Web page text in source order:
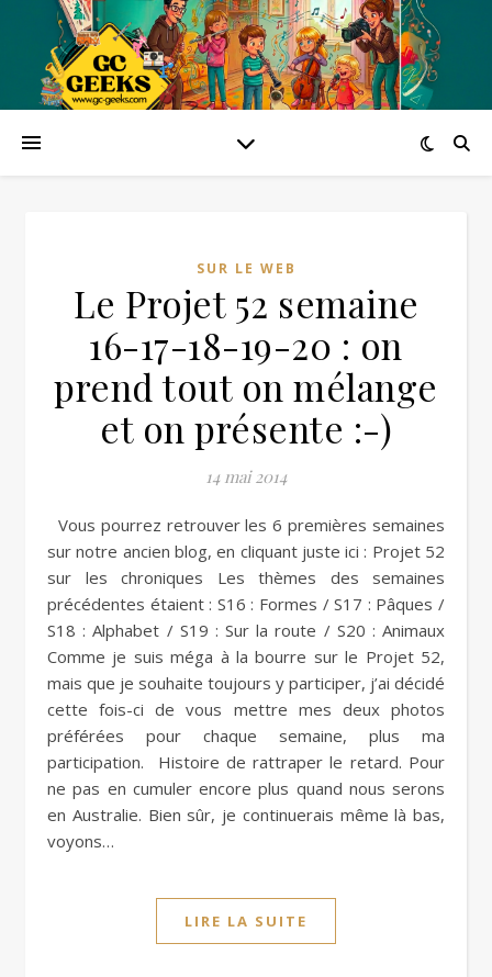
SUR LE WEB
Le Projet 52 semaine
16-17-18-19-20 : on
prend tout on mélange
et on présente :-)
14 mai 2014
Vous pourrez retrouver les 6 premières semaines
sur notre ancien blog, en cliquant juste ici : Projet 52
sur les chroniques Les thèmes des semaines
précédentes étaient : S16 : Formes / S17 : Pâques /
S18 : Alphabet / S19 : Sur la route / S20 : Animaux
Comme je suis méga à la bourre sur le Projet 52,
mais que je souhaite toujours y participer, j’ai décidé
cette fois-ci de vous mettre mes deux photos
préférées pour chaque semaine, plus ma
participation. Histoire de rattraper le retard. Pour
ne pas en cumuler encore plus quand nous serons
en Australie. Bien sûr, je continuerais même là bas,
voyons…
LIRE LA SUITE